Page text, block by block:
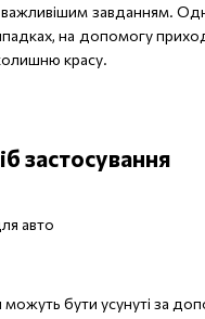
важливішим завданням.
на допомогу
красу.
застосування
бути усунуті за